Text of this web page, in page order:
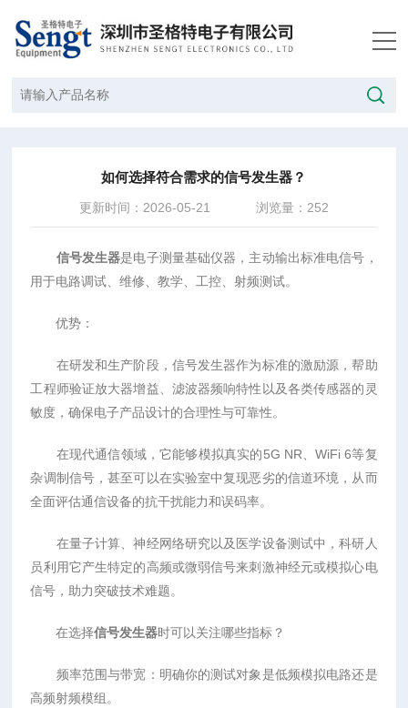
如何选择符合需求的信号发生器？
更新时间：2026-05-21 浏览量：252
信号发生器是电子测量基础仪器，主动输出标准电信号，
用于电路调试、维修、教学、工控、射频测试。
优势：
在研发和生产阶段，信号发生器作为标准的激励源，帮助
工程师验证放大器增益、滤波器频响特性以及各类传感器的灵
敏度，确保电子产品设计的合理性与可靠性。
在现代通信领域，它能够模拟真实的5G NR、WiFi 6等复
杂调制信号，甚至可以在实验室中复现恶劣的信道环境，从而
全面评估通信设备的抗干扰能力和误码率。
在量子计算、神经网络研究以及医学设备测试中，科研人
员利用它产生特定的高频或微弱信号来刺激神经元或模拟心电
信号，助力突破技术难题。
在选择信号发生器时可以关注哪些指标？
频率范围与带宽：明确你的测试对象是低频模拟电路还是
高频射频模组。